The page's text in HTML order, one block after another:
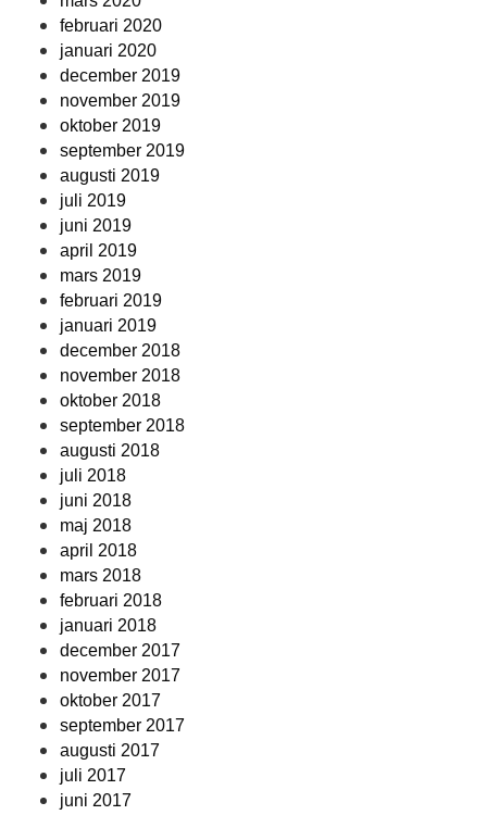
februari 2020
januari 2020
december 2019
november 2019
oktober 2019
september 2019
augusti 2019
juli 2019
juni 2019
april 2019
mars 2019
februari 2019
januari 2019
december 2018
november 2018
oktober 2018
september 2018
augusti 2018
juli 2018
juni 2018
maj 2018
april 2018
mars 2018
februari 2018
januari 2018
december 2017
november 2017
oktober 2017
september 2017
augusti 2017
juli 2017
juni 2017